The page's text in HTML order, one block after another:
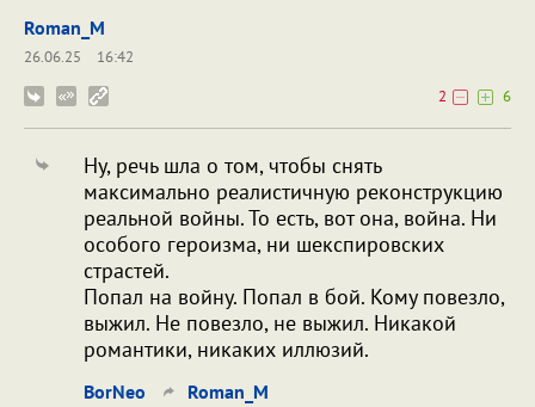
Roman_M
26.06.25
16:42
2
6
Ну, речь шла о том, чтобы снять
максимально реалистичную реконструкцию
реальной войны. То есть, вот она, война. Ни
особого героизма, ни шекспировских
страстей.
Попал на войну. Попал в бой. Кому повезло,
выжил. Не повезло, не выжил. Никакой
романтики, никаких иллюзий.
BorNeo Roman_M